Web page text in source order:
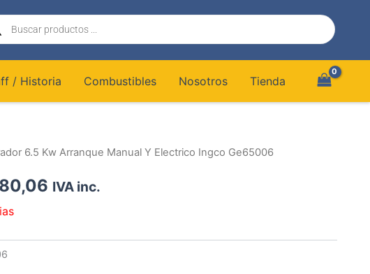
/ Historia Combustibles Nosotros Tienda
6.5 Kw Arranque Manual Y Electrico Ingco Ge65006
IVA inc.